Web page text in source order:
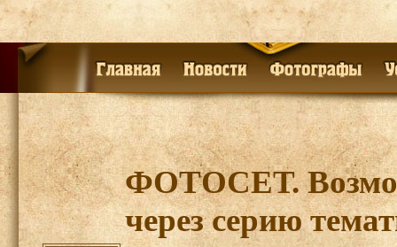
ФОТОСЕТ.
через серию